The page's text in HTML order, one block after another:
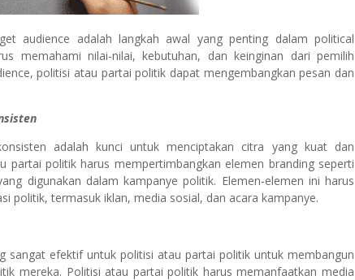
audience adalah langkah awal yang penting dalam political
memahami nilai-nilai, kebutuhan, dan keinginan dari pemilih
politisi atau partai politik dapat mengembangkan pesan dan
adalah kunci untuk menciptakan citra yang kuat dan
partai politik harus mempertimbangkan elemen branding seperti
digunakan dalam kampanye politik. Elemen-elemen ini harus
politik, termasuk iklan, media sosial, dan acara kampanye.
sangat efektif untuk politisi atau partai politik untuk membangun
mereka. Politisi atau partai politik harus memanfaatkan media